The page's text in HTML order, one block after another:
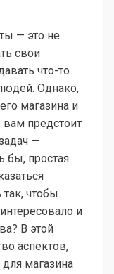
— это не
свои
что-то
Однако,
магазина и
вам предстоит
—
бы, простая
чтобы
и
В этой
аспектов,
магазина